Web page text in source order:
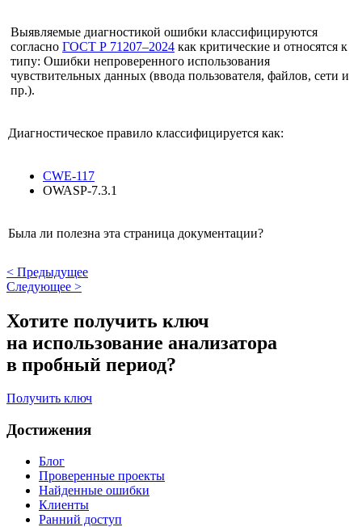
Выявляемые диагностикой ошибки классифицируются
согласно ГОСТ Р 71207–2024 как критические и относятся к
типу: Ошибки непроверенного использования
чувствительных данных (ввода пользователя, файлов, сети и
пр.).
Диагностическое правило классифицируется как:
CWE-117
OWASP-7.3.1
Была ли полезна эта страница документации?
< Предыдущее
Следующее >
Хотите получить ключ
на использование анализатора
в пробный период?
Получить ключ
Достижения
Блог
Проверенные проекты
Найденные ошибки
Клиенты
Ранний доступ